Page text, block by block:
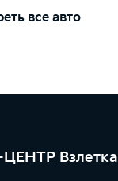
все авто
ЦЕНТР Взлетка